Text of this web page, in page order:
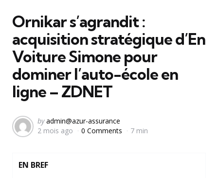
Ornikar s’agrandit :
acquisition stratégique d’En
Voiture Simone pour
dominer l’auto-école en
ligne – ZDNET
Posted
by
by admin@azur-assurance
2 mois ago
0 Comments 7 min
EN BREF